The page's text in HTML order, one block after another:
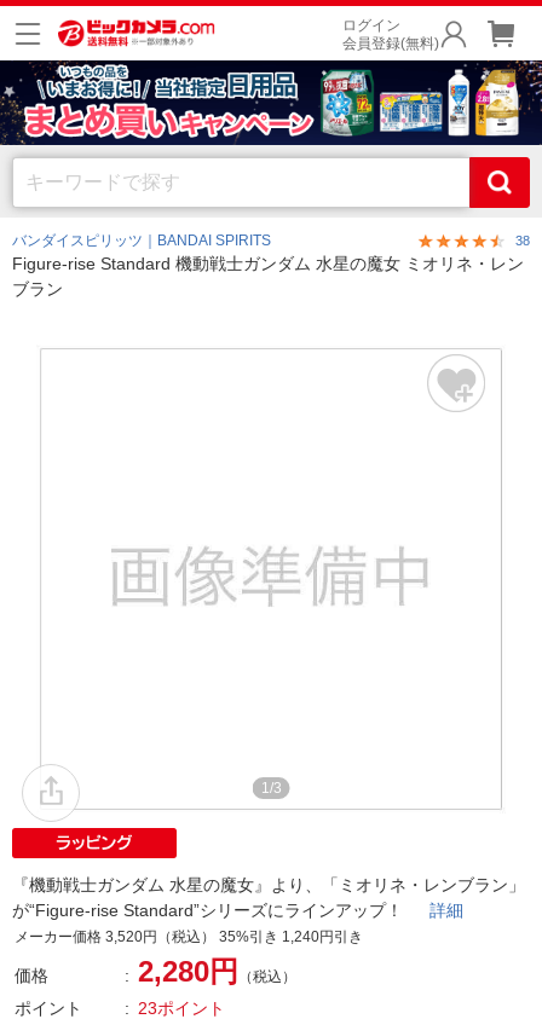
ログイン
会員登録(無料)
バンダイスピリッツ｜BANDAI SPIRITS 38
Figure-rise Standard 機動戦士ガンダム 水星の魔女 ミオリネ・レン
ブラン
1/3
『機動戦士ガンダム 水星の魔女』より、「ミオリネ・レンブラン」
が“Figure-rise Standard”シリーズにラインアップ！ 詳細
メーカー価格 3,520円（税込） 35%引き 1,240円引き
価格 2,280円 （税込）
ポイント 23ポイント